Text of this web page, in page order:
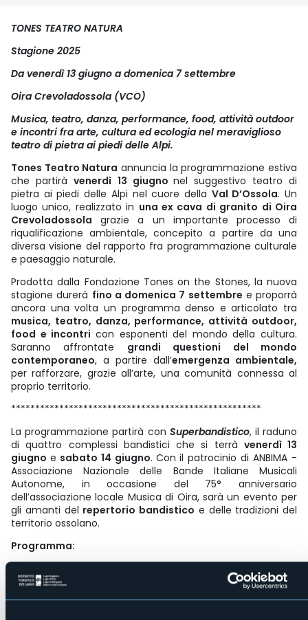
TONES TEATRO NATURA
Stagione 2025
Da venerdì 13 giugno a domenica 7 settembre
Oira Crevoladossola (VCO)
Musica, teatro, danza, performance, food, attività outdoor
e incontri fra arte, cultura ed ecologia nel meraviglioso
teatro di pietra ai piedi delle Alpi.
Tones Teatro Natura annuncia la programmazione estiva
che partirà venerdì 13 giugnonel suggestivo teatro di
pietra ai piedi delle Alpi nel cuore della Val D’Ossola. Un
luogo unico, realizzato in una ex cava di granito di Oira
Crevoladossola grazie a un importante processo di
riqualificazione ambientale, concepito a partire da una
diversa visione del rapporto fra programmazione culturale
e paesaggio naturale.
Prodotta dalla Fondazione Tones on the Stones, la nuova
stagione durerà fino a domenica 7 settembre e proporrà
ancora una volta un programma denso e articolato tra
musica, teatro, danza, performance, attività outdoor,
food e incontri con esponenti del mondo della cultura.
Saranno affrontate grandi questioni del mondo
contemporaneo, a partire dall’emergenza ambientale,
per rafforzare, grazie all’arte, una comunità connessa al
proprio territorio.
****************************************************
La programmazione partirà con Superbandistico, il raduno
di quattro complessi bandistici che si terrà venerdì 13
giugno e sabato 14 giugno. Con il patrocinio di ANBIMA -
Associazione Nazionale delle Bande Italiane Musicali
Autonome, in occasione del 75° anniversario
dell’associazione locale Musica di Oira, sarà un evento per
gli amanti del repertorio bandistico e delle tradizioni del
territorio ossolano.
Programma:
Musica di Oira e Corpo Musicale di Crevoladossola